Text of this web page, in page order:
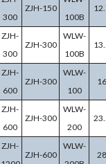
300
ZJH-150
100B
ZJH-
300
ZJH-300
WLW-
100B
ZJH-
600
ZJH-300
WLW-
100
16
ZJH-
600
ZJH-300
WLW-
200
ZJH-
ZJH-600
WLW-
28